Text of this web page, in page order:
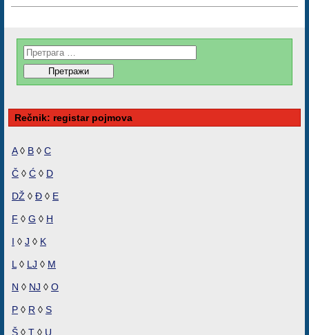
Rečnik: registar pojmova
A◊ B ◊ C
Č ◊ Ć ◊ D
DŽ ◊ Đ ◊ E
F ◊ G ◊ H
I ◊ J ◊ K
L ◊ LJ ◊ M
N ◊ NJ ◊ O
P ◊ R ◊ S
Š ◊ T ◊ U